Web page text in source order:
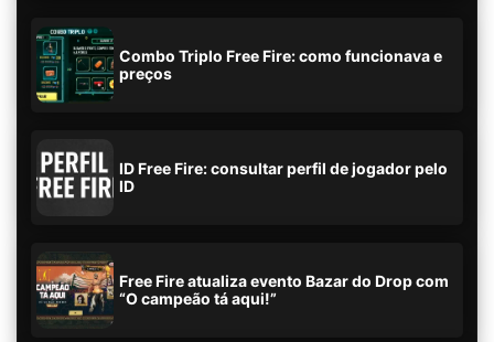
Combo Triplo Free Fire: como funcionava e
preços
ID Free Fire: consultar perfil de jogador pelo
ID
Free Fire atualiza evento Bazar do Drop com
“O campeão tá aqui!”